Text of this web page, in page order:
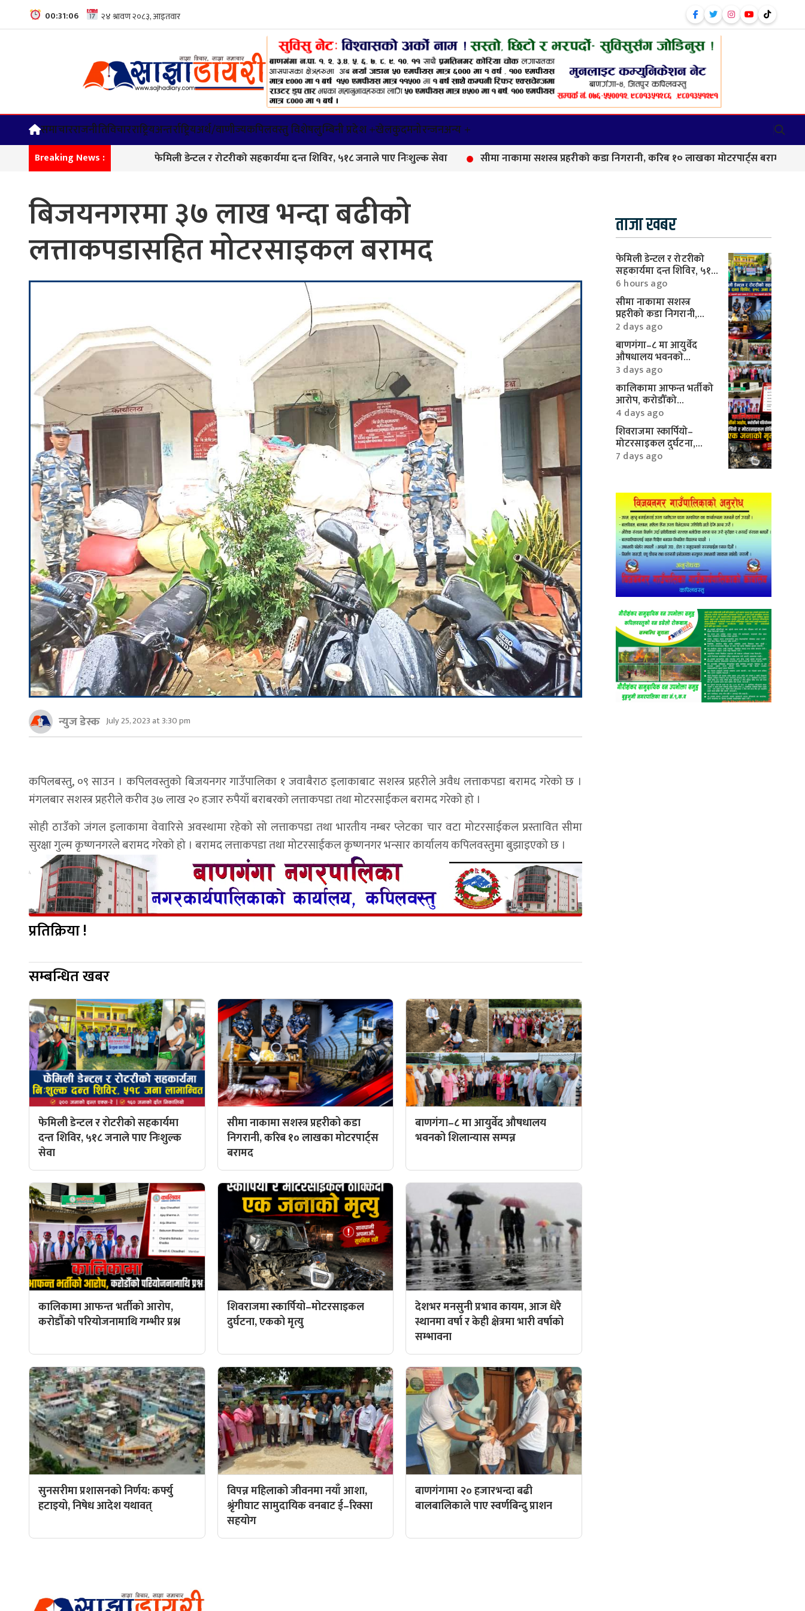
00:31:06
समाचारराजनीतिविचारराष्ट्रियअन्तर्राष्ट्रियअर्थ/वाणीज्यकपिलवस्तु विशेषलुम्बिनी प्रदेश +खेलकुदमनोरन्जनअन्य +
Breaking News : फेमिली डेन्टल र रोटरीको सहकार्यमा दन्त शिविर, ५१८ जनाले पाए निःशुल्क सेवा सीमा नाकामा सशस्त्र प्रहरीको कडा निगरानी, करिब १० लाखका मोटरपार्ट्स बरामद
बिजयनगरमा ३७ लाख भन्दा बढीको
लत्ताकपडासहित मोटरसाइकल बरामद
न्युज डेस्क July 25, 2023 at 3:30 pm
कपिलबस्तु, ०९ साउन । कपिलवस्तुको बिजयनगर गाउँपालिका १ जवाबैराठ इलाकाबाट सशस्त्र प्रहरीले अवैध लत्ताकपडा बरामद गरेको छ ।
मंगलबार सशस्त्र प्रहरीले करीव ३७ लाख २० हजार रुपैयाँ बराबरको लत्ताकपडा तथा मोटरसाईकल बरामद गरेको हो ।
सोही ठाउँको जंगल इलाकामा वेवारिसे अवस्थामा रहेको सो लत्ताकपडा तथा भारतीय नम्बर प्लेटका चार वटा मोटरसाईकल प्रस्तावित सीमा
सुरक्षा गुल्म कृष्णनगरले बरामद गरेको हो । बरामद लत्ताकपडा तथा मोटरसाईकल कृष्णनगर भन्सार कार्यालय कपिलवस्तुमा बुझाइएको छ ।
प्रतिक्रिया !
सम्बन्धित खबर
फेमिली डेन्टल र रोटरीको सहकार्यमा
दन्त शिविर, ५१८ जनाले पाए निःशुल्क
सेवा
सीमा नाकामा सशस्त्र प्रहरीको कडा
निगरानी, करिब १० लाखका मोटरपार्ट्स
बरामद
बाणगंगा–८ मा आयुर्वेद औषधालय
भवनको शिलान्यास सम्पन्न
कालिकामा आफन्त भर्तीको आरोप,
करोडौँको परियोजनामाथि गम्भीर प्रश्न
शिवराजमा स्कार्पियो–मोटरसाइकल
दुर्घटना, एकको मृत्यु
देशभर मनसुनी प्रभाव कायम, आज धेरै
स्थानमा वर्षा र केही क्षेत्रमा भारी वर्षाको
सम्भावना
सुनसरीमा प्रशासनको निर्णय: कर्फ्यु
हटाइयो, निषेध आदेश यथावत्
विपन्न महिलाको जीवनमा नयाँ आशा,
श्रृंगीघाट सामुदायिक वनबाट ई–रिक्सा
सहयोग
बाणगंगामा २० हजारभन्दा बढी
बालबालिकाले पाए स्वर्णबिन्दु प्राशन
ताजा खबर
फेमिली डेन्टल र रोटरीको
सहकार्यमा दन्त शिविर, ५१८
जनाले पाए निःशुल्क सेवा
6 hours ago
सीमा नाकामा सशस्त्र
प्रहरीको कडा निगरानी,
करिब १० लाखका
मोटरपार्ट्स बरामद
2 days ago
बाणगंगा–८ मा आयुर्वेद
औषधालय भवनको
शिलान्यास सम्पन्न
3 days ago
कालिकामा आफन्त भर्तीको
आरोप, करोडौँको
परियोजनामाथि गम्भीर प्रश्न
4 days ago
शिवराजमा स्कार्पियो–
मोटरसाइकल दुर्घटना,
एकको मृत्यु
7 days ago